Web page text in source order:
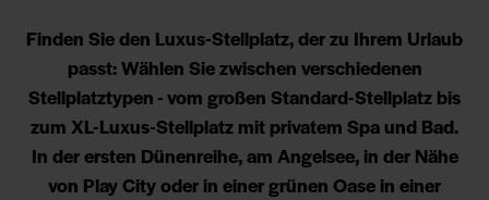
Finden Sie den Luxus-Stellplatz, der zu Ihrem Urlaub
passt: Wählen Sie zwischen verschiedenen
Stellplatztypen - vom großen Standard-Stellplatz bis
zum XL-Luxus-Stellplatz mit privatem Spa und Bad.
In der ersten Dünenreihe, am Angelsee, in der Nähe
von Play City oder in einer grünen Oase in einer